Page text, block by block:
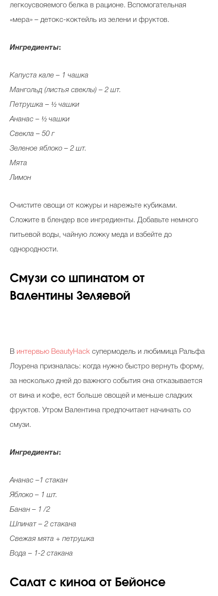
Тесты
легкоусвояемого белка в рационе. Вспомогательная
«мера» – детокс-коктейль из зелени и фруктов.
Ингредиенты:
Капуста кале – 1 чашка
Мангольд (листья свеклы) – 2 шт.
Петрушка – ½ чашки
Ананас – ½ чашки
Свекла – 50 г
Зеленое яблоко – 2 шт.
Мята
Лимон
Очистите овощи от кожуры и нарежьте кубиками.
Сложите в блендер все ингредиенты. Добавьте немного
питьевой воды, чайную ложку меда и взбейте до
однородности.
Смузи со шпинатом от
Валентины Зеляевой
В интервью BeautyHack супермодель и любимица Ральфа
Лоурена призналась: когда нужно быстро вернуть форму,
за несколько дней до важного события она отказывается
от вина и кофе, ест больше овощей и меньше сладких
фруктов. Утром Валентина предпочитает начинать со
смузи.
Ингредиенты:
Ананас –1 стакан
Яблоко – 1 шт.
Банан – 1 /2
Шпинат – 2 стакана
Свежая мята + петрушка
Вода – 1-2 стакана
Салат с киноа от Бейонсе